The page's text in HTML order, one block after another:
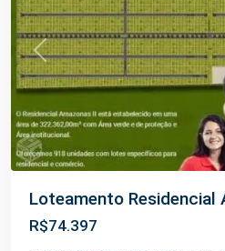
Previous
Loteamento Residencial
R$74.397